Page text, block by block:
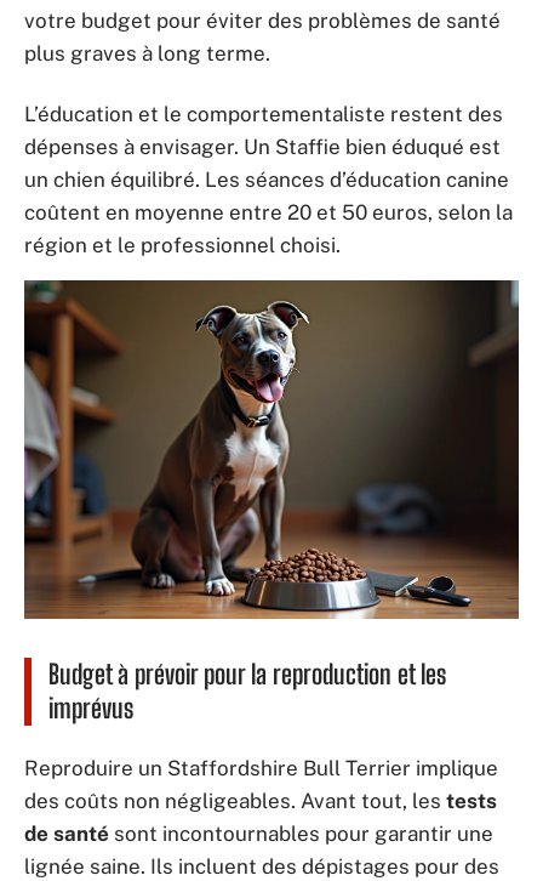
votre budget pour éviter des problèmes de santé
plus graves à long terme.
L’éducation et le comportementaliste restent des
dépenses à envisager. Un Staffie bien éduqué est
un chien équilibré. Les séances d’éducation canine
coûtent en moyenne entre 20 et 50 euros, selon la
région et le professionnel choisi.
Budget à prévoir pour la reproduction et les
imprévus
Reproduire un Staffordshire Bull Terrier implique
des coûts non négligeables. Avant tout, les tests
de santé sont incontournables pour garantir une
lignée saine. Ils incluent des dépistages pour des